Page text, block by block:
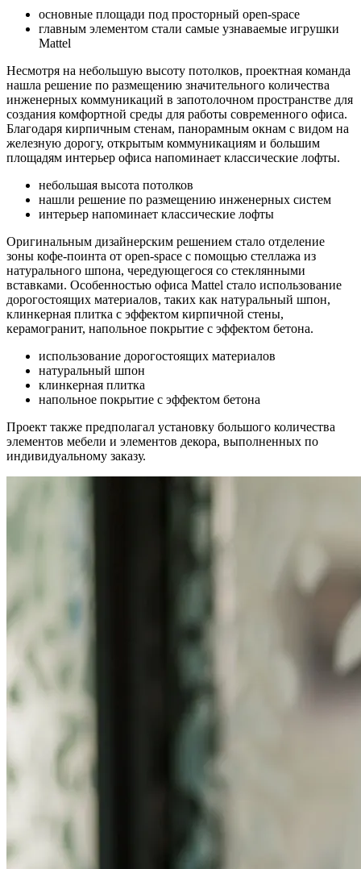
основные площади под просторный open-space
главным элементом стали самые узнаваемые игрушки
Mattel
Несмотря на небольшую высоту потолков, проектная команда
нашла решение по размещению значительного количества
инженерных коммуникаций в запотолочном пространстве для
создания комфортной среды для работы современного офиса.
Благодаря кирпичным стенам, панорамным окнам с видом на
железную дорогу, открытым коммуникациям и большим
площадям интерьер офиса напоминает классические лофты.
небольшая высота потолков
нашли решение по размещению инженерных систем
интерьер напоминает классические лофты
Оригинальным дизайнерским решением стало отделение
зоны кофе-поинта от open-space с помощью стеллажа из
натурального шпона, чередующегося со стеклянными
вставками. Особенностью офиса Mattel стало использование
дорогостоящих материалов, таких как натуральный шпон,
клинкерная плитка с эффектом кирпичной стены,
керамогранит, напольное покрытие с эффектом бетона.
использование дорогостоящих материалов
натуральный шпон
клинкерная плитка
напольное покрытие с эффектом бетона
Проект также предполагал установку большого количества
элементов мебели и элементов декора, выполненных по
индивидуальному заказу.